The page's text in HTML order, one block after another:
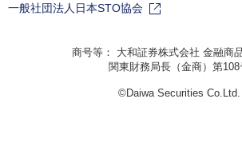
一般社団法人日本STO協会
商号等： 大和証券株式会社 金融商
関東財務局長（金商）第108
©Daiwa Securities Co.Ltd.